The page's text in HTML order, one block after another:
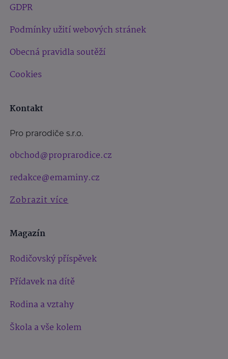
GDPR
Podmínky užití webových stránek
Obecná pravidla soutěží
Cookies
Kontakt
Pro prarodiče s.r.o.
obchod@proprarodice.cz
redakce@emaminy.cz
Zobrazit více
Magazín
Rodičovský příspěvek
Přídavek na dítě
Rodina a vztahy
Škola a vše kolem